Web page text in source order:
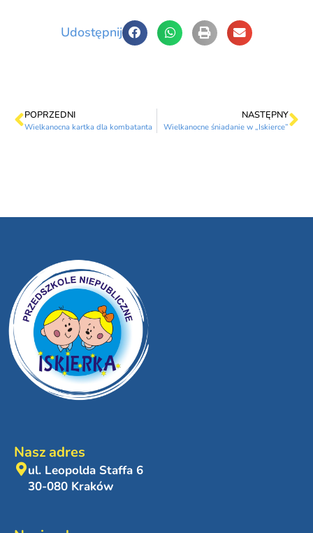
Udostępnij
POPRZEDNI
Wielkanocna kartka dla kombatanta
NASTĘPNY
Wielkanocne śniadanie w „Iskierce”
Nasz adres
ul. Leopolda Staffa 6
30-080 Kraków